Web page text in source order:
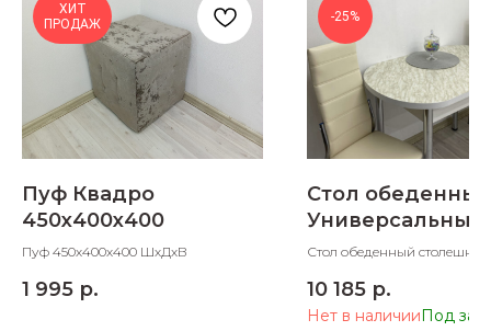
ХИТ
ПРОДАЖ
Пуф Квадро
450х400х400
Пуф 450х400х400 ШхДхВ
1 995 р.
-25%
Стол
Стол обеденный
разложенном виде
10 185 р.
Нет в наличии